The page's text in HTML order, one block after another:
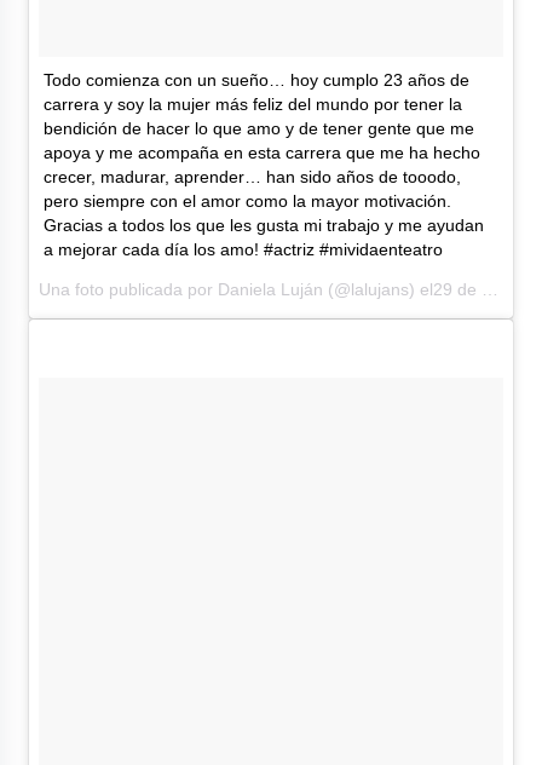
Todo comienza con un sueño… hoy cumplo 23 años de
carrera y soy la mujer más feliz del mundo por tener la
bendición de hacer lo que amo y de tener gente que me
apoya y me acompaña en esta carrera que me ha hecho
crecer, madurar, aprender… han sido años de tooodo,
pero siempre con el amor como la mayor motivación.
Gracias a todos los que les gusta mi trabajo y me ayudan
a mejorar cada día los amo! #actriz #mividaenteatro